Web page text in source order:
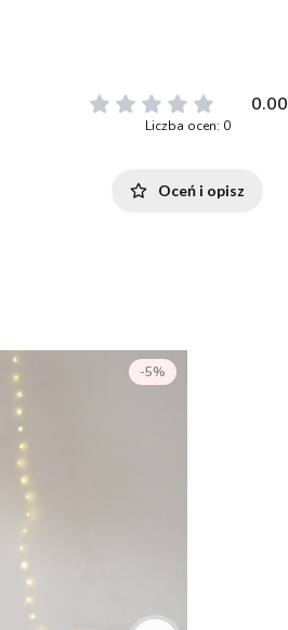
0.00
Liczba ocen: 0
Oceń i opisz
-5%